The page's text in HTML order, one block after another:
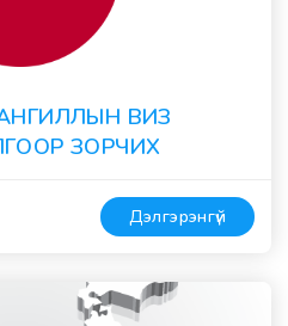
ВИЗ
ЗОРЧИХ
Дэлгэрэнгүй